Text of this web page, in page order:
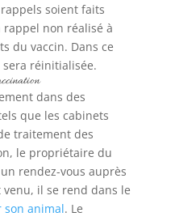
soient faits
rappel non réalisé à
du vaccin. Dans ce
réinitialisée.
dans des
que les cabinets
traitement des
le propriétaire du
rendez-vous auprès
venu, il se rend dans le
son animal. Le